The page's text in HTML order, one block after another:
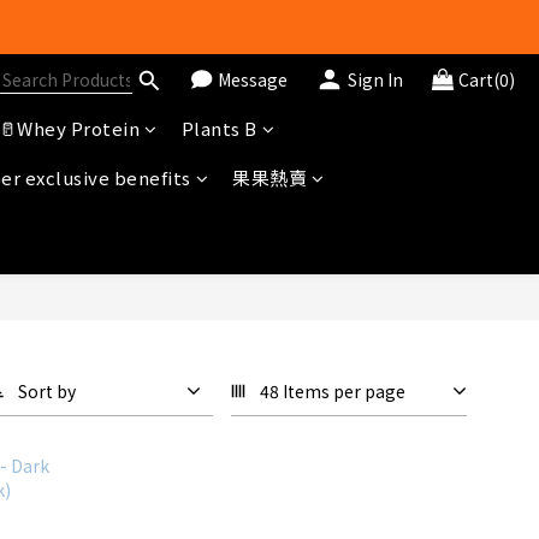
送$20購物金
Message Sign In Cart(0)
🥛Whey Protein
Plants B
exclusive benefits
果果熱賣
Sort by 48 Items per page